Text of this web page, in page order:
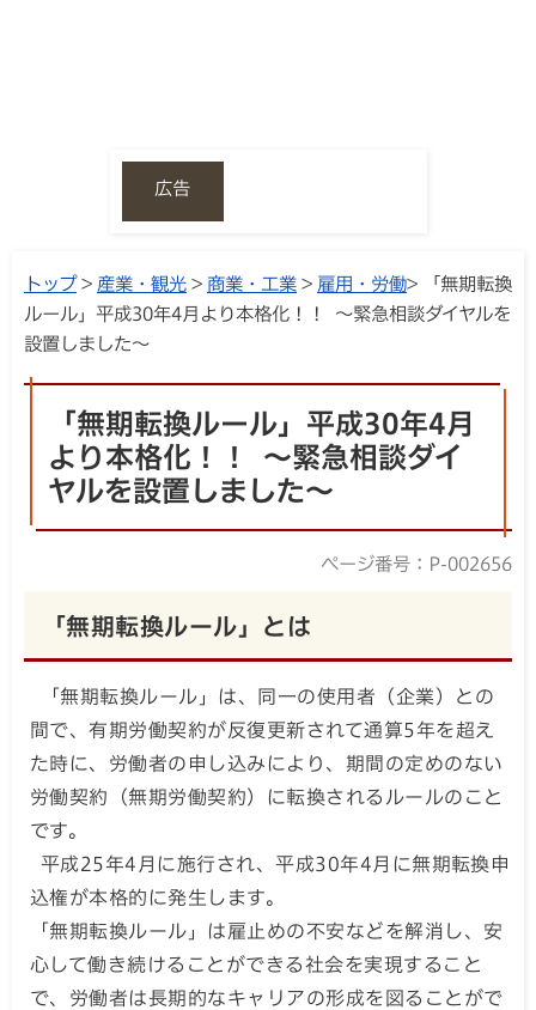
広告
トップ> 産業・観光 > 商業・工業 > 雇用・労働> 「無期転換
ルール」平成30年4月より本格化！！ ～緊急相談ダイヤルを
設置しました～
「無期転換ルール」平成30年4月
より本格化！！ ～緊急相談ダイ
ヤルを設置しました～
ページ番号：P-002656
「無期転換ルール」とは
「無期転換ルール」は、同一の使用者（企業）との
間で、有期労働契約が反復更新されて通算5年を超え
た時に、労働者の申し込みにより、期間の定めのない
労働契約（無期労働契約）に転換されるルールのこと
です。
平成25年4月に施行され、平成30年4月に無期転換申
込権が本格的に発生します。
「無期転換ルール」は雇止めの不安などを解消し、安
心して働き続けることができる社会を実現すること
で、労働者は長期的なキャリアの形成を図ることがで